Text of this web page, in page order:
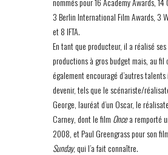
3 Berlin International Film Awards, 3
et 8 IFTA.
En tant que producteur, il a réalisé
productions à gros budget mais, au fil
également encouragé d’autres
devenir, tels que le scénariste/
George, lauréat d’un Oscar, le
Carney, dont le film Oncea remporté
2008, et Paul Greengrass pour son
Sunday, qui l’a fait connaître.